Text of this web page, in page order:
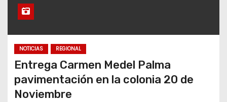
NOTICIAS REGIONAL
Entrega Carmen Medel Palma
pavimentación en la colonia 20 de
Noviembre